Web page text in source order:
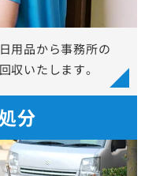
用品から事務所の
収いたします。
分